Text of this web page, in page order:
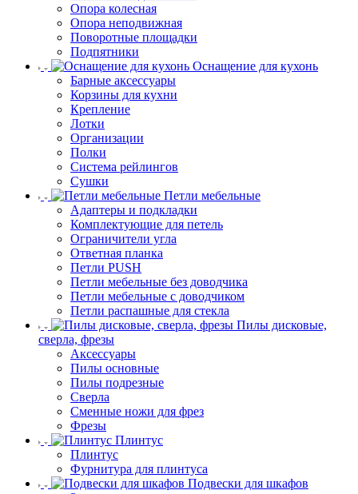
Опора колесная
Опора неподвижная
Поворотные площадки
Подпятники
Оснащение для кухонь
Барные аксессуары
Корзины для кухни
Крепление
Лотки
Организации
Полки
Система рейлингов
Сушки
Петли мебельные
Адаптеры и подкладки
Комплектующие для петель
Ограничители угла
Ответная планка
Петли PUSH
Петли мебельные без доводчика
Петли мебельные с доводчиком
Петли распашные для стекла
Пилы дисковые,
сверла, фрезы
Аксессуары
Пилы основные
Пилы подрезные
Сверла
Сменные ножи для фрез
Фрезы
Плинтус
Плинтус
Фурнитура для плинтуса
Подвески для шкафов